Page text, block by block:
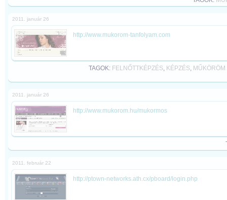
2011. január 26
http://www.mukorom-tanfolyam.com
TAGOK: FELNŐTTKÉPZÉS, KÉPZÉS, MŰKÖRÖM
2011. január 26
http://www.mukorom.hu/mukormos
2011. február 22
http://ptown-networks.ath.cx/pboard/login.php